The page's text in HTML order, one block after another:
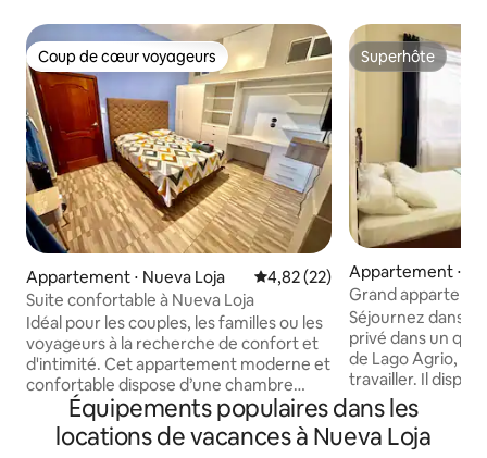
Coup de cœur voyageurs
Coup de cœur voyageurs
Appartement ⋅ Nueva Loja Évaluation moyenne sur la
4,82 (22)
Suite confortable à Nueva Loja
Idéal pour les couples, les familles ou les
voyageurs à la recherche de confort et
d'intimité. Cet appartement moderne et
confortable dispose d’une chambre
principale avec un lit Queen Size et une
salle de bain privée, d’un placard, d’un
bureau et d’une télévision. Il dispose
Superhôte
Superhôte
Appartement ⋅
Grand
quartier central
Séjournez dans
privé dans un
de Lago Agrio,
travailler. Il dispose d'une chambre
équipée de la
de bain privée,
manger, d'une
Équipements populaires dans les
locations de vacances à Nueva Loja